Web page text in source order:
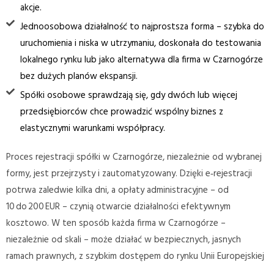
akcje.
Jednoosobowa działalność to najprostsza forma – szybka do
uruchomienia i niska w utrzymaniu, doskonała do testowania
lokalnego rynku lub jako alternatywa dla firma w Czarnogórze
bez dużych planów ekspansji.
Spółki osobowe sprawdzają się, gdy dwóch lub więcej
przedsiębiorców chce prowadzić wspólny biznes z
elastycznymi warunkami współpracy.
Proces rejestracji spółki w Czarnogórze, niezależnie od wybranej
formy, jest przejrzysty i zautomatyzowany. Dzięki e‑rejestracji
potrwa zaledwie kilka dni, a opłaty administracyjne – od
10 do 200 EUR – czynią otwarcie działalności efektywnym
kosztowo. W ten sposób każda firma w Czarnogórze –
niezależnie od skali – może działać w bezpiecznych, jasnych
ramach prawnych, z szybkim dostępem do rynku Unii Europejskiej